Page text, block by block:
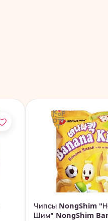
Чипсы NongShim
Шим" NongShim